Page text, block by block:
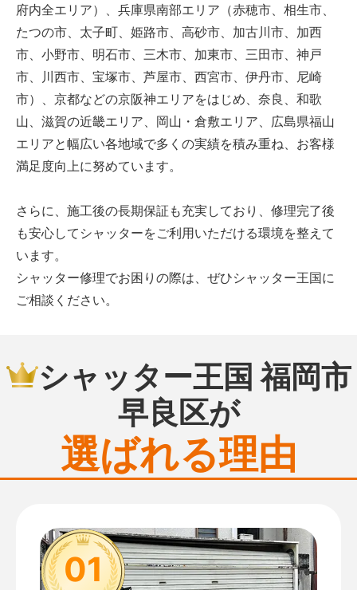
府内全エリア）、兵庫県南部エリア（赤穂市、相生市、
たつの市、太子町、姫路市、高砂市、加古川市、加西
市、小野市、明石市、三木市、加東市、三田市、神戸
市、川西市、宝塚市、芦屋市、西宮市、伊丹市、尼崎
市）、京都などの京阪神エリアをはじめ、奈良、和歌
山、滋賀の近畿エリア、岡山・倉敷エリア、広島県福山
エリアと幅広い各地域で多くの実績を積み重ね、お客様
満足度向上に努めています。
さらに、施工後の長期保証も充実しており、修理完了後
も安心してシャッターをご利用いただける環境を整えて
います。
シャッター修理でお困りの際は、ぜひシャッター王国に
ご相談ください。
シャッター王国 福岡市
早良区が
選ばれる理由
01